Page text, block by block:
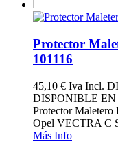
Protector
101116
45,10 € Iva Incl.
DISPONIBLE EN
Protector Maletero
Opel VECTRA C
Más Info